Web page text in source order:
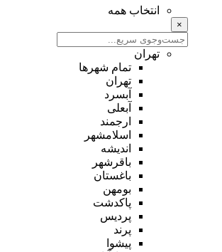
انتخاب همه
×
تهران
تمام شهر‌ها
تهران
آبسرد
آبعلی
ارجمند
اسلامشهر
اندیشه
باقرشهر
باغستان
بومهن
پاکدشت
پردیس
پرند
پیشوا